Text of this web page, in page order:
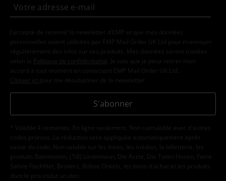
J’accepte de recevoir la newsletter d’EMP et que mes données
personnelles soient utilisées par EMP Mail Order UK Ltd pour m’envoyer
régulièrement des infos sur ses produits. Mes données seront traitées
selon la
Politique de confidentialité . Je sais que je peux retirer mon
accord à tout moment en contactant EMP Mail Order UK Ltd.
Cliquer ici pour me désabonner de la newsletter.
S'abonner
* Valable 4 semaines. En ligne seulement. Non cumulable avec d'autres
codes promos. La réduction sera appliquée automatiquement après
saisie du code. Non valable sur les livres, les médias, la billetterie, les
produits Rammstein, (Till) Lindemann, Die Ärzte, Die Toten Hosen, Feine
Sahne Fischfilet, Broilers, Böhse Onkelz, les bons d'achat et les produits
dont le prix inclut un don.